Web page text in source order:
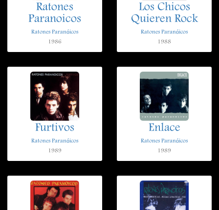
Ratones
Paranoicos
Ratones Paranóicos
1986
Los Chicos
Quieren Rock
Ratones Paranóicos
1988
Furtivos
Ratones Paranóicos
1989
Enlace
Ratones Paranóicos
1989